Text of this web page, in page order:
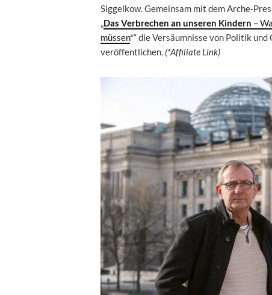
Siggelkow. Gemeinsam mit dem Arche-
„Das Verbrechen an unseren Kindern –
müssen*“ die Versäumnisse von Politik
veröffentlichen. (*Affiliate Link)